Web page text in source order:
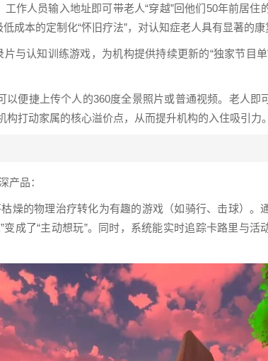
作人员输入地址即可带老人“穿越”回他们50年前居住
成本的定制化“怀旧疗法”，对认知症老人具有显著的康
与认知训练游戏，为机构提供持续更新的“独家节目单
便捷上传个人的360度全景照片或普通视频。老人即
构打动家属的核心溢价点，从而提升机构的入住吸引力。
产品：
燥的物理治疗转化为有趣的游戏（如骑行、击球）。
成了“主动想玩”。同时，系统能实时追踪卡路里与活